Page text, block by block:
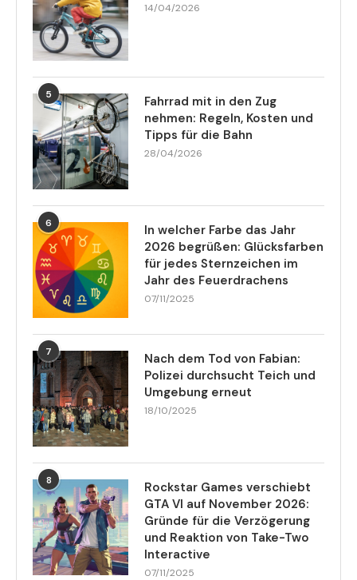
14/04/2026
5
Fahrrad mit in den Zug
nehmen: Regeln, Kosten und
Tipps für die Bahn
28/04/2026
6
In welcher Farbe das Jahr
2026 begrüßen: Glücksfarben
für jedes Sternzeichen im
Jahr des Feuerdrachens
07/11/2025
7
Nach dem Tod von Fabian:
Polizei durchsucht Teich und
Umgebung erneut
18/10/2025
8
Rockstar Games verschiebt
GTA VI auf November 2026:
Gründe für die Verzögerung
und Reaktion von Take-Two
Interactive
07/11/2025